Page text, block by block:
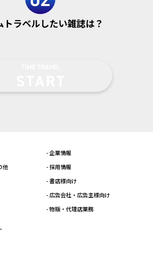
トラベルしたい雑誌は？
他
- 企業情報
- 採用情報
- 書店様向け
- 広告会社・広告主様向け
- 物販・代理店業務